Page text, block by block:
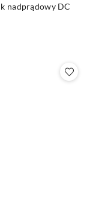
nadprądowy DC